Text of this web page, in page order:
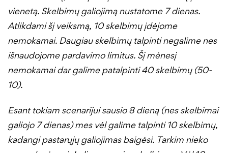
vienetą. Skelbimų galiojimą nustatome 7 dienas.
Atlikdami šį veiksmą, 10 skelbimų įdėjome
nemokamai. Daugiau skelbimų talpinti negalime nes
išnaudojome pardavimo limitus. Šį mėnesį
nemokamai dar galime patalpinti 40 skelbimų (50-
10).
Esant tokiam scenarijui sausio 8 dieną (nes skelbimai
galiojo 7 dienas) mes vėl galime talpinti 10 skelbimų,
kadangi pastarųjų galiojimas baigėsi. Tarkim nieko